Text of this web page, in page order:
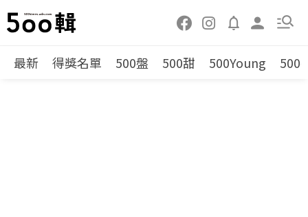
最新 得獎名單 500盤 500甜 500Young 500